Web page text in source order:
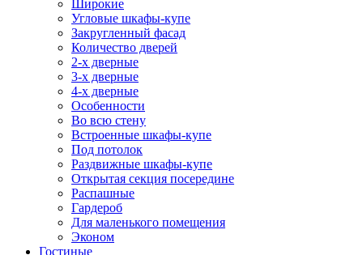
Широкие
Угловые шкафы-купе
Закругленный фасад
Количество дверей
2-х дверные
3-х дверные
4-х дверные
Особенности
Во всю стену
Встроенные шкафы-купе
Под потолок
Раздвижные шкафы-купе
Открытая секция посередине
Распашные
Гардероб
Для маленького помещения
Эконом
Гостиные